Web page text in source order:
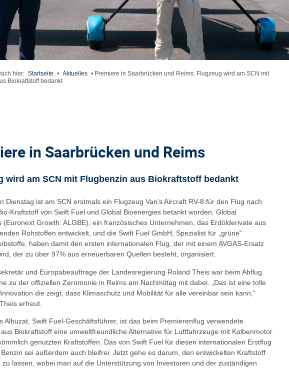
hier: Startseite • Aktuelles • Premiere in Saarbrücken und Reims: Flugzeug wird am SCN mit
Biokraftstoff bedankt
in Saarbrücken und Reims
wird am SCN mit Flugbenzin aus Biokraftstoff bedankt
Dienstag ist am SCN erstmals ein Flugzeug Van’s Aircraft RV-8 für den Flug nach
Kraftstoff von Swift Fuel und Global Bioenergies betankt worden. Global
(Euronext Growth: ALGBE), ein französisches Unternehmen, das Erdölderivate aus
Rohstoffen entwickelt, und die Swift Fuel GmbH, Spezialist für „grüne“
haben damit den ersten internationalen Flug, der mit einem AVGAS-Ersatz
der zu über 97% aus erneuerbaren Quellen besteht, organisiert.
und Europabeauftrage der Landesregierung Roland Theis war beim Abflug
zu der offiziellen Zeromonie in Reims am Nachmittag mit dabei. „Das ist eine tolle
die zeigt, dass Klimaschutz und Mobilität für alle vereinbar sein kann,“
erfreut.
Albuzat, Swift Fuel-Geschäftsführer, ist das beim Premierenflug verwendete
Biokraftstoff eine umweltfreundliche Alternative für Luftfahrzeuge mit Kolbenmotor
genutzten Kraftstoffen. Das von Swift Fuel für diesen internationalen Erstflug
sei außerdem auch bleifrei. Jetzt gehe es darum, den entwickelten Kraftstoff
zu lassen, wobei man auf die Unterstützung von Investoren und der zuständigen